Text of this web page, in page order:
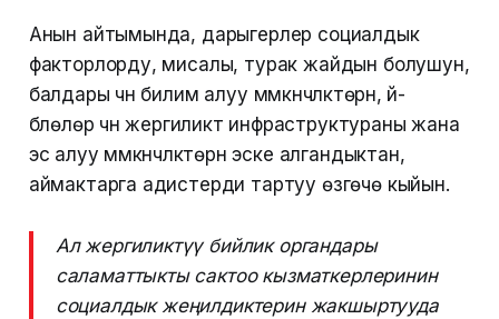
Анын айтымында, дарыгерлер социалдык
факторлорду, мисалы, турак жайдын болушун,
балдары үчүн билим алуу мүмкүнчүлүктөрүн, үй-
бүлөлөрү үчүн жергиликтүү инфраструктураны жана
эс алуу мүмкүнчүлүктөрүн эске алгандыктан,
аймактарга адистерди тартуу өзгөчө кыйын.
Ал жергиликтүү бийлик органдары
саламаттыкты сактоо кызматкерлеринин
социалдык жеңилдиктерин жакшыртууда